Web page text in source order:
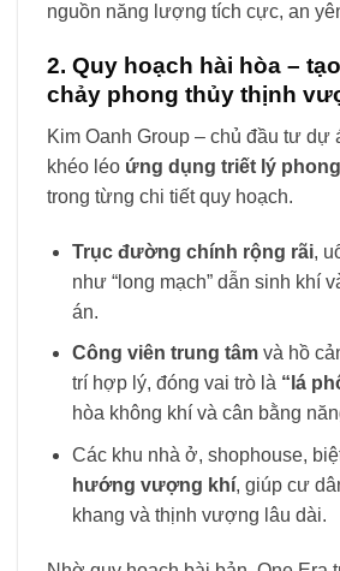
nguồn năng lượng tích cực, an
2. Quy hoạch hài hòa –
chảy phong thủy thịnh
Kim Oanh Group – chủ đầu tư dự
khéo léo ứng dụng triết lý
trong từng chi tiết quy hoạch.
Trục đường chính rộng rãi,
như “long mạch” dẫn sinh khí
án.
Công viên trung tâmvà hồ
trí hợp lý, đóng vai trò là “lá
hòa không khí và cân bằng
Các khu nhà ở, shophouse,
hướng vượng khí, giúp cư
khang và thịnh vượng lâu dài.